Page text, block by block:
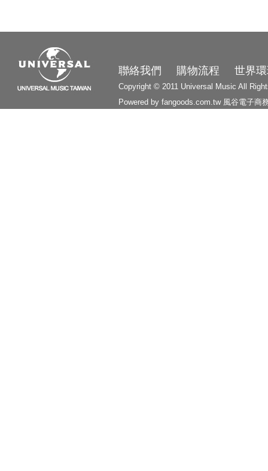
聯絡我們 購物流程 世界
Copyright © 2011 Universal Music All
Powered by fangoods.com.tw 風谷電子商